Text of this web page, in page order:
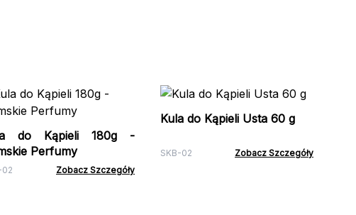
do Kąpieli 180g -
Perfumy
02 Zobacz Szczegóły
Kula do Kąpieli Usta 60 g
SKB-02 Zobacz Szczegóły